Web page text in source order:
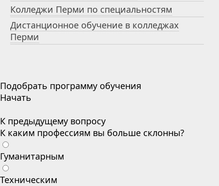
Колледжи Перми по специальностям
Дистанционное обучение в колледжах
Перми
Подобрать программу обучения
Начать
К предыдущему вопросу
К каким профессиям вы больше склонны?
Гуманитарным
Техническим